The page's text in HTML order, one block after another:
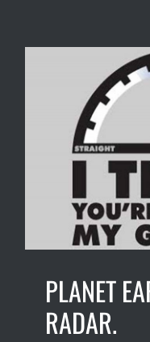
PLANET
RADAR.